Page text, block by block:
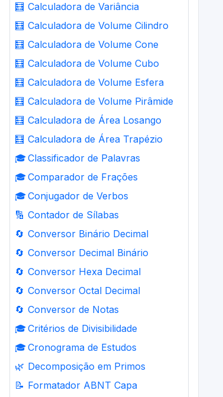
🧮 Calculadora de Variância
🧮 Calculadora de Volume Cilindro
🧮 Calculadora de Volume Cone
🧮 Calculadora de Volume Cubo
🧮 Calculadora de Volume Esfera
🧮 Calculadora de Volume Pirâmide
🧮 Calculadora de Área Losango
🧮 Calculadora de Área Trapézio
🎓Classificador de Palavras
🎓Comparador de Frações
🎓Conjugador de Verbos
🔢 Contador de Sílabas
🔄 Conversor Binário Decimal
🔄 Conversor Decimal Binário
🔄 Conversor Hexa Decimal
🔄 Conversor Octal Decimal
🔄 Conversor de Notas
🎓Critérios de Divisibilidade
🎓Cronograma de Estudos
🌿 Decomposição em Primos
📝 Formatador ABNT Capa